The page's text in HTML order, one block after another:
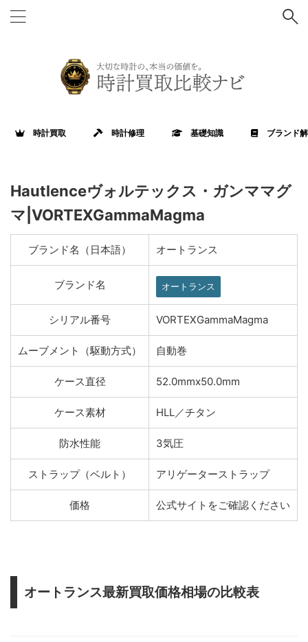
時計買取 時計修理 基礎知識 ブランド
Hautlenceヴォルテックス・ガンママグ
マ|VORTEXGammaMagma
ブランド名（日本語） オートランス
ブランド名 オートランス
シリアル番号 VORTEXGammaMagma
ムーブメント（駆動方式） 自動巻
ケース直径 52.0mmx50.0mm
ケース素材 HLL／チタン
防水性能 3気圧
ストラップ（ベルト） アリゲーターストラップ
価格 公式サイトをご確認ください
オートランス最新買取価格相場の比較表